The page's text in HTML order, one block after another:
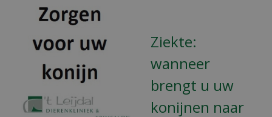
Ziekte:
wanneer
brengt u uw
konijnen naar